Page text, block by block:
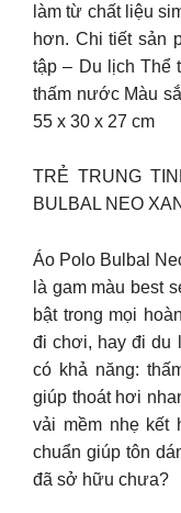
làm từ chất liệu
hơn. Chi tiết sản
tập – Du lịch Thể
thấm nước Màu
55 x 30 x 27 cm
TRẺ TRUNG
BULBAL NEO
Áo Polo Bulbal
là gam màu best
bật trong mọi
đi chơi, hay đi du
có khả năng:
giúp thoát hơi
vải mềm nhẹ kết
chuẩn giúp tôn
đã sở hữu chưa?